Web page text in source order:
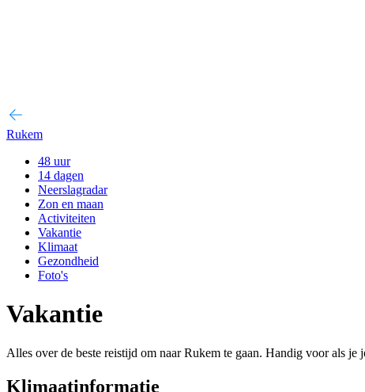
Rukem
48 uur
14 dagen
Neerslagradar
Zon en maan
Activiteiten
Vakantie
Klimaat
Gezondheid
Foto's
Vakantie
Alles over de beste reistijd om naar Rukem te gaan. Handig voor als je
Klimaatinformatie